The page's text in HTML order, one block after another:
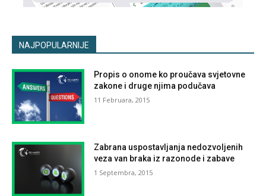
NAJPOPULARNIJE
Propis o onome ko proučava svjetovne
zakone i druge njima podučava
11 Februara, 2015
Zabrana uspostavljanja nedozvoljenih
veza van braka iz razonode i zabave
1 Septembra, 2015